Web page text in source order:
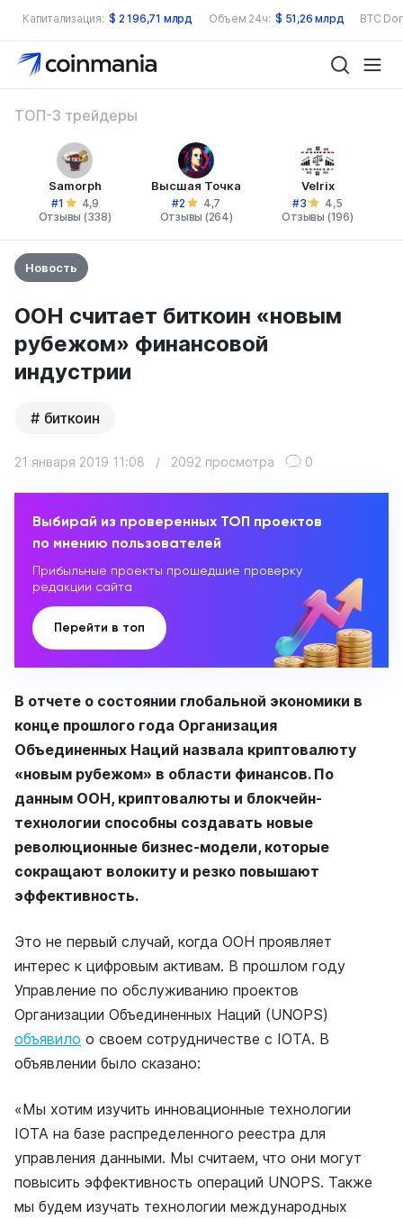
Капитализация: $ 2 196,71 млрд Объем 24ч: $ 51,26 млрд BTC
ТОП-3 трейдеры
Samorph
#1
4,9
Отзывы (338)
Высшая Точка
#2
4,7
Отзывы (264)
Velrix
#3
4,5
Отзывы (196)
Новость
ООН считает биткоин «новым
рубежом» финансовой
индустрии
биткоин
21 января 2019 11:08 / 2092 просмотра 0
Выбирай из проверенных ТОП проектов
по мнению пользователей
Прибыльные проекты прошедшие проверку
редакции сайта
Перейти в топ
В отчете о состоянии глобальной экономики в
конце прошлого года Организация
Объединенных Наций назвала криптовалюту
«новым рубежом» в области финансов. По
данным ООН, криптовалюты и блокчейн-
технологии способны создавать новые
революционные бизнес-модели, которые
сокращают волокиту и резко повышают
эффективность.
Это не первый случай, когда ООН проявляет
интерес к цифровым активам. В прошлом году
Управление по обслуживанию проектов
Организации Объединенных Наций (UNOPS)
объявило о своем сотрудничестве с IOTA. В
объявлении было сказано:
«Мы хотим изучить инновационные технологии
IOTA на базе распределенного реестра для
управления данными. Мы считаем, что они могут
повысить эффективность операций UNOPS. Также
мы будем изучать технологии международных